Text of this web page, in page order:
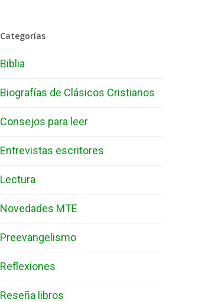
Categorías
Biblia
Biografías de Clásicos Cristianos
Consejos para leer
Entrevistas escritores
Lectura
Novedades MTE
Preevangelismo
Reflexiones
Reseña libros